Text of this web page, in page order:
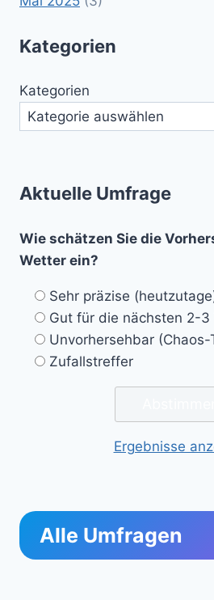
Kategorien
Kategorien
Aktuelle Umfrage
Wie schätzen Sie die
Wetter ein?
Sehr präzise
Gut für die nächsten 2-3
Unvorhersehbar (Chaos-
Zufallstreffer
Ergebnisse
Alle Umfragen